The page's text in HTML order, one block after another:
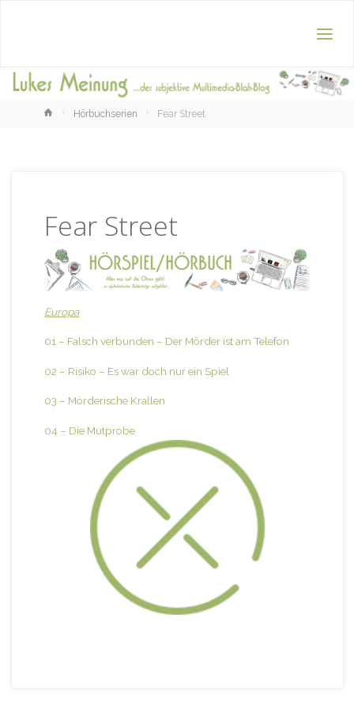
HomeHörbuchserien Fear Street
Fear Street
Europa
01 – Falsch verbunden – Der Mörder ist am Telefon
02 – Risiko – Es war doch nur ein Spiel
03 – Mörderische Krallen
04 – Die Mutprobe